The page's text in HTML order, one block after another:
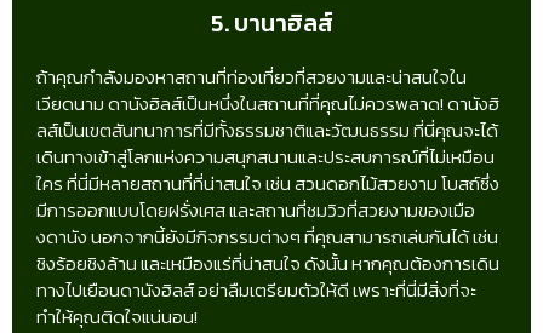
5. บานาฮิลส์
ถ้าคุณกำลังมองหาสถานที่ท่องเที่ยวที่สวยงามและน่าสนใจใน
เวียดนาม ดานังฮิลส์เป็นหนึ่งในสถานที่ที่คุณไม่ควรพลาด! ดานังฮิ
ลส์เป็นเขตสันทนาการที่มีทั้งธรรมชาติและวัฒนธรรม ที่นี่คุณจะได้
เดินทางเข้าสู่โลกแห่งความสนุกสนานและประสบการณ์ที่ไม่เหมือน
ใคร ที่นี่มีหลายสถานที่ที่น่าสนใจ เช่น สวนดอกไม้สวยงาม โบสถ์ซึ่ง
มีการออกแบบโดยฝรั่งเศส และสถานที่ชมวิวที่สวยงามของเมือ
งดานัง นอกจากนี้ยังมีกิจกรรมต่างๆ ที่คุณสามารถเล่นกันได้ เช่น
ชิงร้อยชิงล้าน และเหมืองแร่ที่น่าสนใจ ดังนั้น หากคุณต้องการเดิน
ทางไปเยือนดานังฮิลส์ อย่าลืมเตรียมตัวให้ดี เพราะที่นี่มีสิ่งที่จะ
ทำให้คุณติดใจแน่นอน!